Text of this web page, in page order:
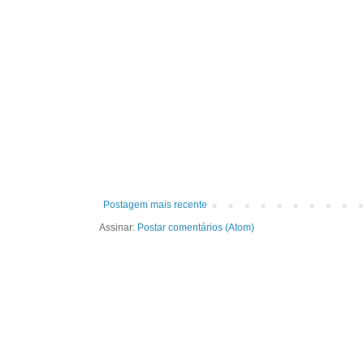
Postagem mais recente
Assinar: Postar comentários (Atom)